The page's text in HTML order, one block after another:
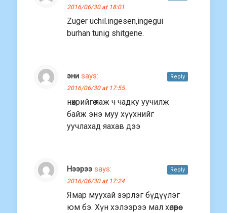
2016/06/30 at 18:01
Zuger uchil.ingesen,ingegui
burhan tunig shitgene.
эни says:
2016/06/30 at 17:55
нөхрийгөө яаж ч чадку уучилж
байж энэ муу хүүхнийг
уучлахад яахав дээ
Reply
Нээрээ says:
2016/06/30 at 17:24
Ямар муухай зэрлэг бүдүүлэг
юм бэ. Хүн хэлээрээ мал хөлөөрөө
Reply